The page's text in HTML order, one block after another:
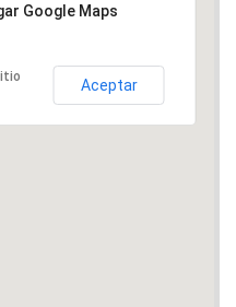
Google Maps
Aceptar